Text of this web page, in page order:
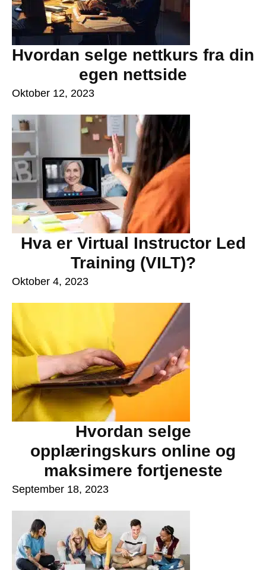
Hvordan selge nettkurs fra din
egen nettside
Oktober 12, 2023
Hva er Virtual Instructor Led
Training (VILT)?
Oktober 4, 2023
Hvordan selge
opplæringskurs online og
maksimere fortjeneste
September 18, 2023